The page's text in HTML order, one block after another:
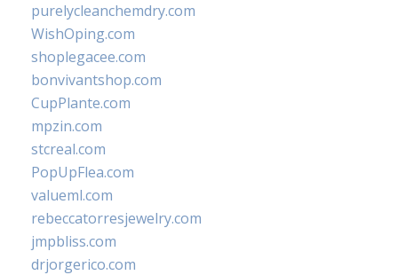
purelycleanchemdry.com
WishOping.com
shoplegacee.com
bonvivantshop.com
CupPlante.com
mpzin.com
stcreal.com
PopUpFlea.com
valueml.com
rebeccatorresjewelry.com
jmpbliss.com
drjorgerico.com